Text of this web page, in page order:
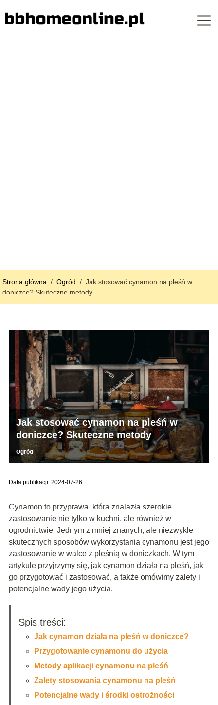
Strona główna / Ogród / Jak stosować cynamon na pleśń w
doniczce? Skuteczne metody
Jak stosować cynamon na pleśń w
doniczce? Skuteczne metody
Ogród
Data publikacji: 2024-07-26
Cynamon to przyprawa, która znalazła szerokie
zastosowanie nie tylko w kuchni, ale również w
ogrodnictwie. Jednym z mniej znanych, ale niezwykle
skutecznych sposobów wykorzystania cynamonu jest jego
zastosowanie w walce z pleśnią w doniczkach. W tym
artykule przyjrzymy się, jak cynamon działa na pleśń, jak
go przygotować i zastosować, a także omówimy zalety i
potencjalne wady jego użycia.
Spis treści:
Jak cynamon działa na pleśń w doniczce?
Przygotowanie cynamonu do użycia
Metody aplikacji cynamonu na pleśń
Zalety stosowania cynamonu na pleśń
Potencjalne wady i środki ostrożności